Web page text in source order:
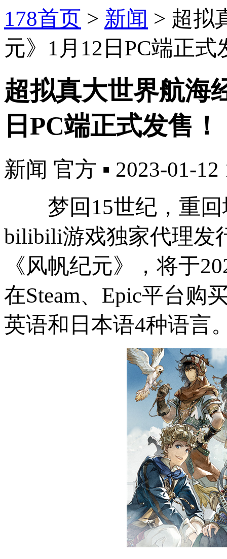
178首页 > 新闻 > 超拟
元》1月12日PC端正式
超拟真大世界航海
日PC端正式发售！
新闻 官方 ▪ 2023-01-12
梦回 15世纪，重
bilibili游戏独家代理发
《风帆纪元》，将于
在Steam、 Epic平台购
英语和日本语4种语言